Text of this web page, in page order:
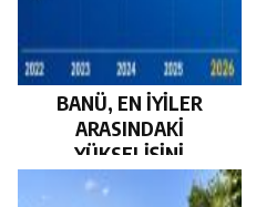
BANÜ, EN İYİLER
ARASINDAKİ
YÜKSELİŞİNİ
SÜRDÜRDÜ…